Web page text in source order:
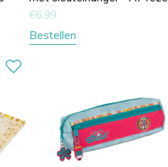
€6,99
Bestellen